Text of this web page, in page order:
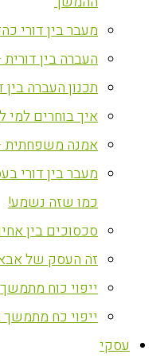
מעבר בין דורי
העברה בין
תכנון העברה
איך בוחרים
אמנה משפחתית
מעבר בין דורי
כמו שזה נשמע!
סכסוכים בין
זה העסק של
ייפוי כוח מתמשך
ייפוי כח
עסקי